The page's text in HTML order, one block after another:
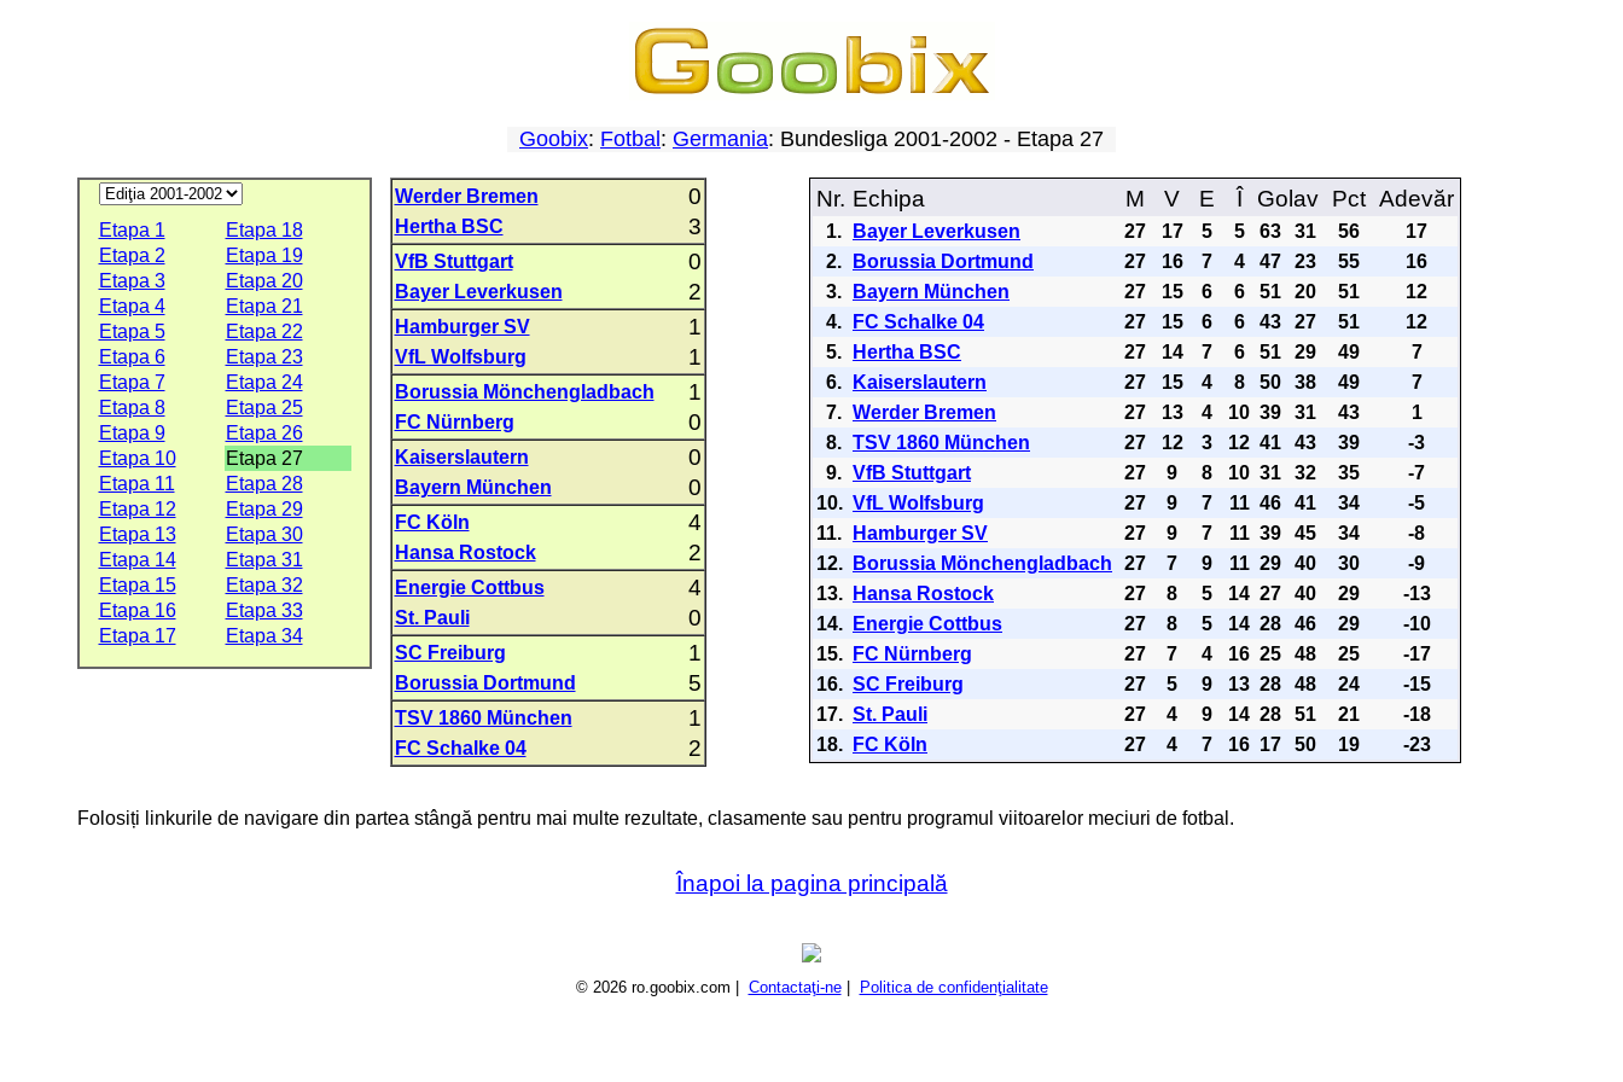
Goobix: Fotbal : Germania: Bundesliga 2001-2002 - Etapa 27
Etapa 1
Etapa 18
Etapa 2
Etapa 19
Etapa 3
Etapa 20
Etapa 4
Etapa 21
Etapa 5
Etapa 22
Etapa 6
Etapa 23
Etapa 7
Etapa 24
Etapa 8
Etapa 25
Etapa 9
Etapa 26
Etapa 10
Etapa 27
Etapa 11
Etapa 28
Etapa 12
Etapa 29
Etapa 13
Etapa 30
Etapa 14
Etapa 31
Etapa 15
Etapa 32
Etapa 16
Etapa 33
Etapa 17
Etapa 34
Werder Bremen 0
Hertha BSC 3
VfB Stuttgart 0
Bayer Leverkusen 2
Hamburger SV 1
VfL Wolfsburg 1
Borussia Mönchengladbach 1
FC Nürnberg 0
Kaiserslautern 0
Bayern München 0
FC Köln 4
Hansa Rostock 2
Energie Cottbus 4
St. Pauli 0
SC Freiburg 1
Borussia Dortmund 5
TSV 1860 München 1
FC Schalke 04 2
Nr. Echipa M V E Î Golav Pct Adevăr
1. Bayer Leverkusen 27 17 5 5 63 31 56
17
2.
Borussia Dortmund 27 16 7 4 47 23 55
16
3.
Bayern München 27 15 6 6 51 20 51
12
4.
FC Schalke 04 27 15 6 6 43 27 51
12
5.
Hertha BSC 27 14 7 6 51 29 49
7
6.
Kaiserslautern 27 15 4 8 50 38 49
7
7. Werder Bremen 27 13 4 10 39 31 43
1
8. TSV 1860 München 27 12 3 12 41 43 39
-3
9. VfB Stuttgart 27 9 8 10 31 32 35
-7
10. VfL Wolfsburg 27 9 7 11 46 41 34
-5
11.
Hamburger SV 27 9 7 11 39 45 34
-8
12.
Borussia Mönchengladbach 27 7 9 11 29 40 30
-9
13.
Hansa Rostock 27 8 5 14 27 40 29
-13
14.
Energie Cottbus 27 8 5 14 28 46 29
-10
15.
FC Nürnberg 27 7 4 16 25 48 25
-17
16. SC Freiburg 27 5 9 13 28 48 24
-15
17. St. Pauli 27 4 9 14 28 51 21
-18
18.
FC Köln 27 4 7 16 17 50 19 -23
Folosiți linkurile de navigare din partea stângă pentru mai multe rezultate, clasamente sau pentru programul viitoarelor meciuri de fotbal.
Înapoi la pagina principală
© 2026 ro.goobix.com | Contactaţi-ne| Politica de confidenţialitate